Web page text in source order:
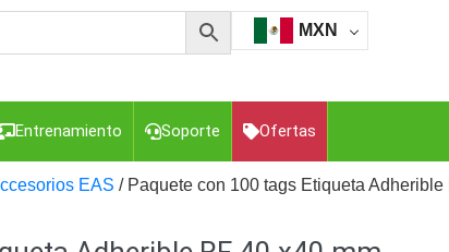
MXN
Entrenamiento Soporte Ofertas
para Computadora y Smartphones Cajas de
EAS / Paquete con 100 tags Etiqueta Adherible